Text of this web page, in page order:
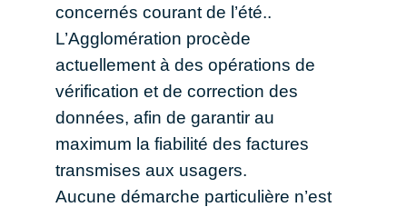
concernés courant de l’été..
L’Agglomération procède
actuellement à des opérations de
vérification et de correction des
données, afin de garantir au
maximum la fiabilité des factures
transmises aux usagers.
Aucune démarche particulière n’est